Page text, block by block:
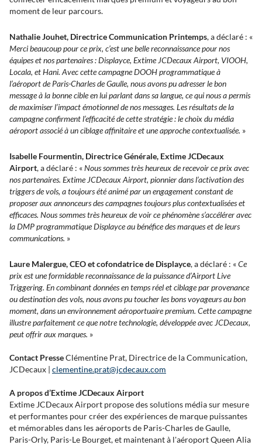
moment de leur parcours.
Nathalie Jouhet, Directrice Communication Printemps, a déclaré : «
Merci beaucoup pour ce prix, c’est une belle reconnaissance pour nos
équipes et nos partenaires : Displayce, Extime JCDecaux Airport, VIOOH,
Locala, et Hani. Avec cette campagne DOOH programmatique à
l’aéroport de Paris-Charles de Gaulle, nous avons pu adresser le bon
message à la bonne cible en lui parlant dans sa langue, ce qui nous a permis
de maximiser l’impact émotionnel de nos messages. Les résultats de la
campagne confirment l’efficacité de cette stratégie : le choix du média
aéroport associé à un ciblage affinitaire et une approche contextualisée. »
Isabelle Fourmentin, Directrice Générale, Extime JCDecaux
Airport, a déclaré : «Nous sommes très heureux de recevoir ce prix avec
nos partenaires. Extime JCDecaux Airport, pionnier dans l’activation des
triggers de vols, a toujours été animé par un engagement constant de
proposer aux annonceurs des campagnes toujours plus contextualisées et
efficaces. Nous sommes très heureux de voir ce phénomène s’accélérer avec
la DMP programmatique Displayce au bénéfice des marques et de leurs
communications. »
Laure Malergue, CEO et cofondatrice de Displayce, a déclaré : «Ce
prix est une formidable reconnaissance de la puissance d’Airport Live
Triggering. En combinant données en temps réel et ciblage par provenance
ou destination des vols, nous avons pu toucher les bons voyageurs au bon
moment, dans un environnement aéroportuaire premium. Cette campagne
illustre parfaitement ce que notre technologie, développée avec JCDecaux,
peut offrir aux marques. »
Contact PresseClémentine Prat, Directrice de la Communication,
JCDecaux | clementine.prat@jcdecaux.com
A propos d’Extime JCDecaux Airport
Extime JCDecaux Airport propose des solutions média sur mesure
et performantes pour créer des expériences de marque puissantes
et mémorables dans les aéroports de Paris-Charles de Gaulle,
Paris-Orly, Paris-Le Bourget, et maintenant à l'aéroport Queen Alia